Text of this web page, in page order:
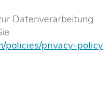
Datenverarbeitung
policies/privacy-policy